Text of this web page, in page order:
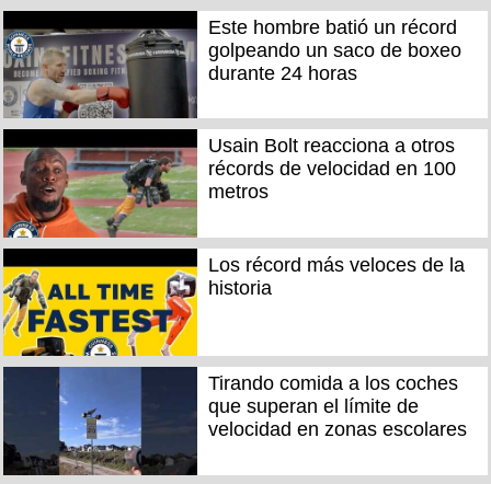
Este hombre batió un récord
golpeando un saco de boxeo
durante 24 horas
Usain Bolt reacciona a otros
récords de velocidad en 100
metros
Los récord más veloces de la
historia
Tirando comida a los coches
que superan el límite de
velocidad en zonas escolares